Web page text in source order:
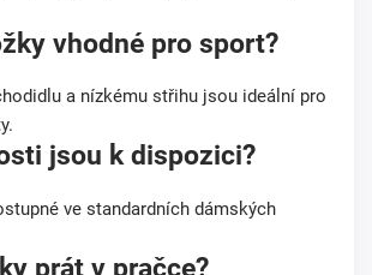
vhodné pro sport?
a nízkému střihu jsou ideální pro
jsou k dispozici?
ve standardních dámských
prát v pračce?